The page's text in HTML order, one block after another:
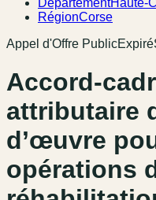
DépartementHaute-
RégionCorse
Appel d'Offre PublicExpiré
Accord-
attributaire
d’œuvre
opérations